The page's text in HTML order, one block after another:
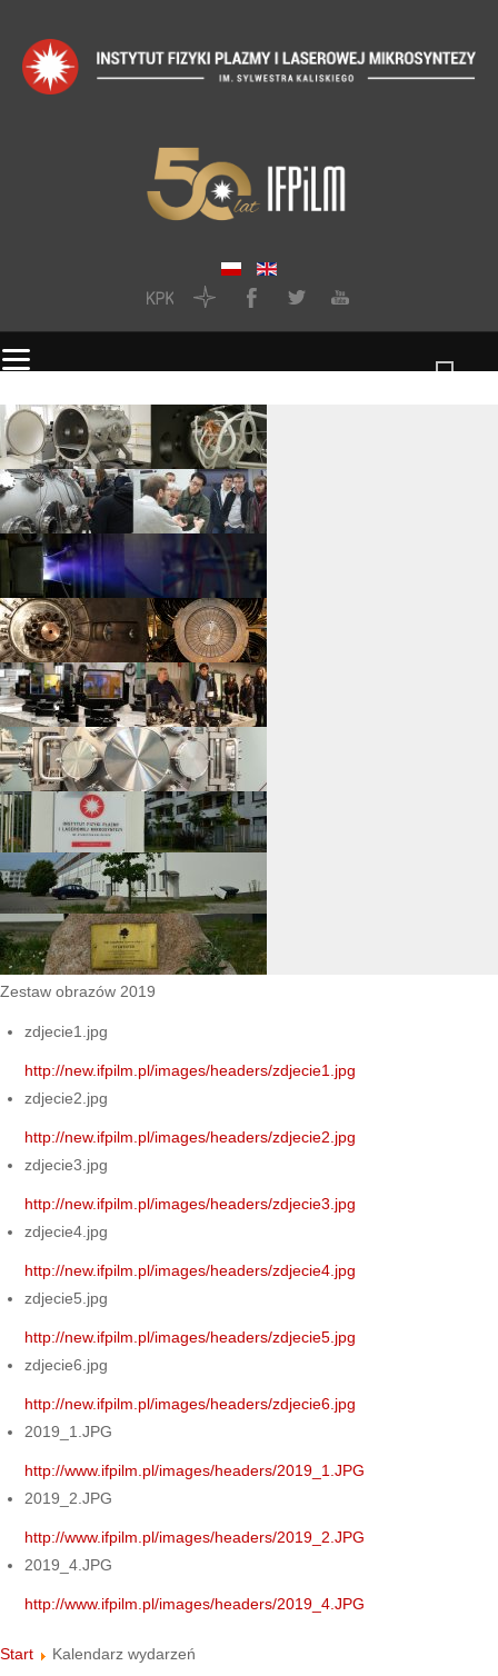
Zestaw obrazów 2019
zdjecie1.jpg
http://new.ifpilm.pl/images/headers/zdjecie1.jpg
zdjecie2.jpg
http://new.ifpilm.pl/images/headers/zdjecie2.jpg
zdjecie3.jpg
http://new.ifpilm.pl/images/headers/zdjecie3.jpg
zdjecie4.jpg
http://new.ifpilm.pl/images/headers/zdjecie4.jpg
zdjecie5.jpg
http://new.ifpilm.pl/images/headers/zdjecie5.jpg
zdjecie6.jpg
http://new.ifpilm.pl/images/headers/zdjecie6.jpg
2019_1.JPG
http://www.ifpilm.pl/images/headers/2019_1.JPG
2019_2.JPG
http://www.ifpilm.pl/images/headers/2019_2.JPG
2019_4.JPG
http://www.ifpilm.pl/images/headers/2019_4.JPG
Start Kalendarz wydarzeń